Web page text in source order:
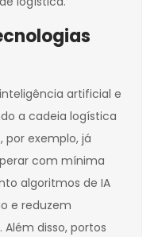
artificial e
a cadeia logística
por exemplo, já
com mínima
algoritmos de IA
e reduzem
disso, portos